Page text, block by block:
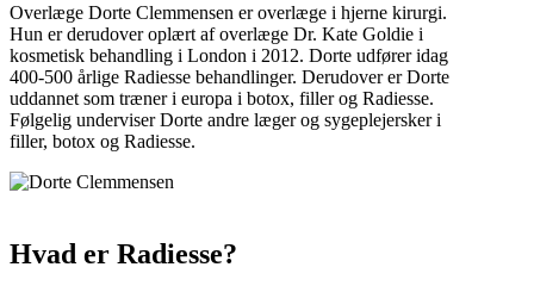
Overlæge Dorte Clemmensen er overlæge i hjerne kirurgi.
Hun er derudover oplært af overlæge Dr. Kate Goldie i
kosmetisk behandling i London i 2012. Dorte udfører idag
400-500 årlige Radiesse behandlinger. Derudover er Dorte
uddannet som træner i europa i botox, filler og Radiesse.
Følgelig underviser Dorte andre læger og sygeplejersker i
filler, botox og Radiesse.
Hvad er Radiesse?